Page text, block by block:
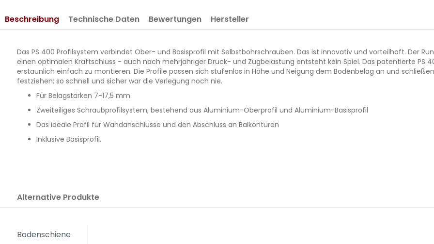
Bildergalerie
springen
Beschreibung
Das PS 400 Profilsystem verbindet Ober- und Basisprofil mit Selbstbohrschrauben. Das ist innovativ und vorteilhaft. Der
einen optimalen Kraftschluss - auch nach mehrjähriger Druck- und Zugbelastung entsteht kein Spiel. Das patentierte PS
erstaunlich einfach zu montieren. Die Profile passen sich stufenlos in Höhe und Neigung dem Bodenbelag an und
festziehen; so schnell und sicher war die Verlegung noch nie.
Für Belagstärken 7-17,5 mm
Zweiteiliges Schraubprofilsystem, bestehend aus Aluminium-Oberprofil und Aluminium-Basisprofil
Das ideale Profil für Wandanschlüsse und den Abschluss an Balkontüren
Inklusive Basisprofil.
Technische Daten Bewertungen Hersteller
Alternative Produkte
Bodenschiene